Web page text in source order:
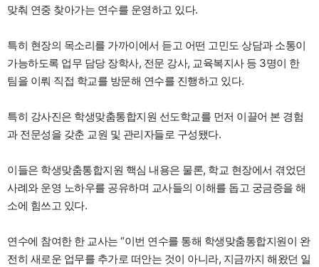
맞춰 연중 찾아가는 연수를 운영하고 있다.
특히 현장의 목소리를 가까이에서 듣고 어떤 고민도 상담과 소통이
가능하도록 업무 담당 장학사, 전문 강사, 교육복지사 등 3명이 한
팀을 이뤄 직접 학교를 방문해 연수를 진행하고 있다.
특히 강사진은 학생맞춤통합지원 선도학교를 먼저 이끌어 본 경험
과 전문성을 갖춘 교원 및 관리자들로 구성됐다.
이들은 학생맞춤통합지원 핵심 내용은 물론, 학교 현장에서 겪었던
사례와 운영 노하우를 공유하며 교사들의 이해를 돕고 궁금증을 해
소에 힘쓰고 있다.
연수에 참여한 한 교사는 “이번 연수를 통해 학생맞춤통합지원이 완
전히 새로운 업무를 추가로 떠안는 것이 아니라, 지금까지 해왔던 일